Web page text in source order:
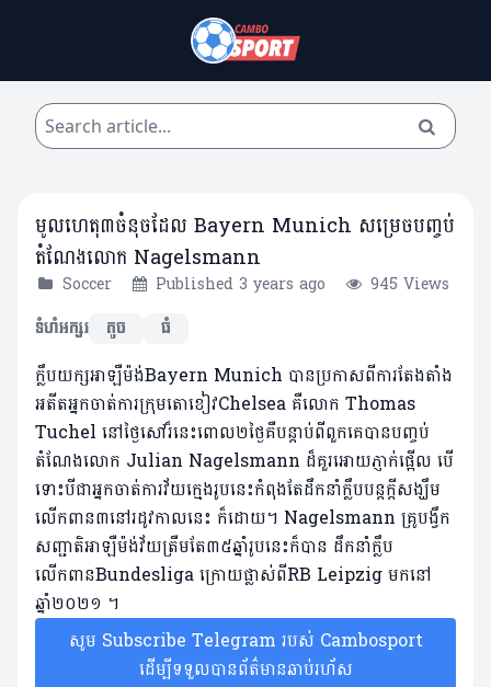
មូលហេតុ៣ចំនុចដែល Bayern Munich សម្រេចបញ្ចប់
តំណែងលោក Nagelsmann
Soccer Published 3 years ago
945 Views
ទំហំអក្សរ
តូច ធំ
ក្លឹបយក្សអាឡឺម៉ង់Bayern Munich បានប្រកាសពីការតែងតាំង
អតីតអ្នកចាត់ការក្រុមតោខៀវChelsea គឺលោក Thomas
Tuchel នៅថ្ងៃសៅរ៏នេះពោល២ថ្ងៃគឺបន្តាប់ពីពួកគេបានបញ្ចប់
តំណែងលោក Julian Nagelsmann ដ៏គួរអោយភ្ញាក់ផ្អើល បើ
ទោះបីជាអ្នកចាត់ការវ័យក្មេងរូបនេះកំពុងតែដឹកនាំក្លឹបបន្តក្តីសង្ឃឹម
លើកពាន៣នៅរដូវកាលនេះ ក៏ដោយ។ Nagelsmann គ្រូបង្វឹក
សញ្ជាតិអាឡឺម៉ង់វ័យត្រឺមតែ៣៥ឆ្នាំរូបនេះក៏បាន ដឹកនាំក្លឹប
លើកពានBundesliga ក្រោយផ្លាស់ពីRB Leipzig មកនៅ
ឆ្នាំ២០២១ ។
សូម Subscribe Telegram របស់ Cambosport
ដើម្បីទទួលបានព័ត៌មានឆាប់រហ័ស